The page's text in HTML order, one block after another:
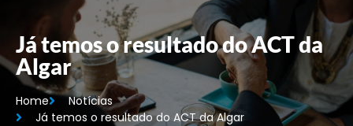
Já temos o resultado do ACT da
Algar
Home
Notícias
Já temos o resultado do ACT da Algar